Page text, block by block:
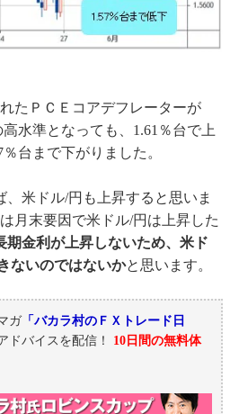
たＰＣＥコアデフレーターが
水準となっても、1.61％台で上
台まで下がりました。
米ドル/円も上昇すると思いま
月末要因で米ドル/円は上昇した
期金利が上昇しないため、米ド
ないのではないかと思います。
ガ「バカラ村のＦＸトレード日
ドバイスを配信！
10日間の無料体